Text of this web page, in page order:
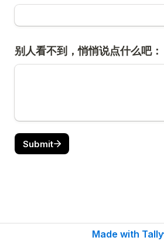
别人看不到，悄悄说点什么吧：
Submit
Made with Tally